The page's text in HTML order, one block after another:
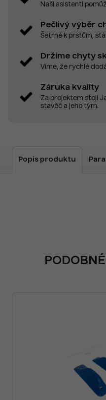
Naši asistenti
Pečlivý výběr
Šetrné k prstům,
Držíme chyty
Víme, že rychlé
Záruka kvality
Za projektem stojí
stavěč a jeho tým.
Popis produktu